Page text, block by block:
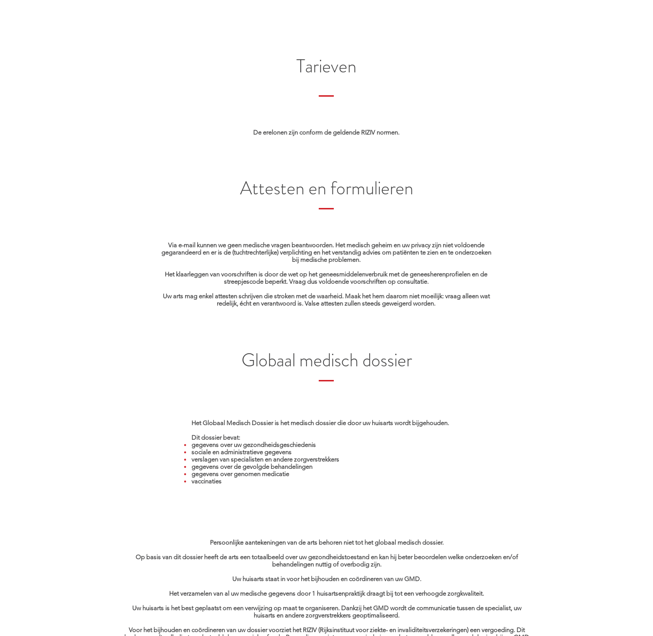
Tarieven
De erelonen zijn conform de geldende RIZIV normen.
Attesten en formulieren
Via e-mail kunnen we geen medische vragen beantwoorden. Het medisch geheim en uw privacy zijn niet voldoende
gegarandeerd en er is de (tuchtrechterlijke) verplichting en het verstandig advies om patiënten te zien en te onderzoeken
bij medische problemen.
Het klaarleggen van voorschriften is door de wet op het geneesmiddelenverbruik met de geneesherenprofielen en de
streepjescode beperkt. Vraag dus voldoende voorschriften op consultatie.
Uw arts mag enkel attesten schrijven die stroken met de waarheid. Maak het hem daarom niet moeilijk: vraag alleen wat
redelijk, écht en verantwoord is. Valse attesten zullen steeds geweigerd worden.
Globaal medisch dossier
Het Globaal Medisch Dossier is het medisch dossier die door uw huisarts wordt bijgehouden.​
Dit dossier bevat:​
gegevens over uw gezondheidsgeschiedenis
sociale en administratieve gegevens
verslagen van specialisten en andere zorgverstrekkers
gegevens over de gevolgde behandelingen
gegevens over genomen medicatie
vaccinaties
Persoonlijke aantekeningen van de arts behoren niet tot het globaal medisch dossier.
Op basis van dit dossier heeft de arts een totaalbeeld over uw gezondheidstoestand en kan hij beter beoordelen welke onderzoeken en/of
behandelingen nuttig of overbodig zijn.
Uw huisarts staat in voor het bijhouden en coördineren van uw GMD.
Het verzamelen van al uw medische gegevens door 1 huisartsenpraktijk draagt bij tot een verhoogde zorgkwaliteit.
Uw huisarts is het best geplaatst om een verwijzing op maat te organiseren. Dankzij het GMD wordt de communicatie tussen de specialist, uw
huisarts en andere zorgverstrekkers geoptimaliseerd.
Voor het bijhouden en coördineren van uw dossier voorziet het RIZIV (Rijksinstituut voor ziekte- en invaliditeitsverzekeringen) een vergoeding. Dit